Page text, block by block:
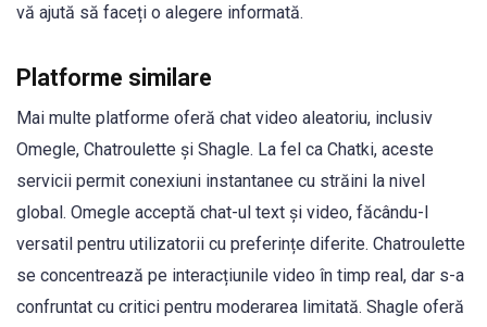
vă ajută să faceți o alegere informată.
Platforme similare
Mai multe platforme oferă chat video aleatoriu, inclusiv
Omegle, Chatroulette și Shagle. La fel ca Chatki, aceste
servicii permit conexiuni instantanee cu străini la nivel
global. Omegle acceptă chat-ul text și video, făcându-l
versatil pentru utilizatorii cu preferințe diferite. Chatroulette
se concentrează pe interacțiunile video în timp real, dar s-a
confruntat cu critici pentru moderarea limitată. Shagle oferă